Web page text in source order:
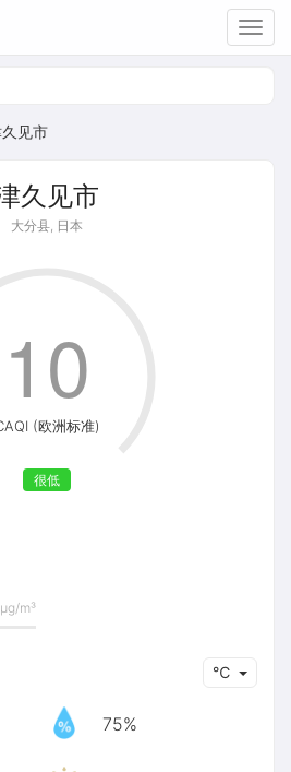
见市
久见市
大分县, 日本
(欧洲标准)
很低
10
μg/m³
℃
75%